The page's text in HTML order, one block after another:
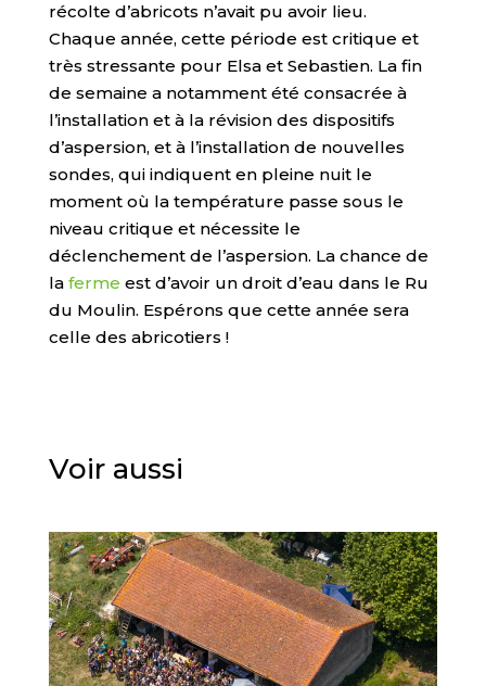
récolte d’abricots n’avait pu avoir lieu.
Chaque année, cette période est critique et
très stressante pour Elsa et Sebastien. La fin
de semaine a notamment été consacrée à
l’installation et à la révision des dispositifs
d’aspersion, et à l’installation de nouvelles
sondes, qui indiquent en pleine nuit le
moment où la température passe sous le
niveau critique et nécessite le
déclenchement de l’aspersion. La chance de
la ferme est d’avoir un droit d’eau dans le Ru
du Moulin. Espérons que cette année sera
celle des abricotiers !
Voir aussi